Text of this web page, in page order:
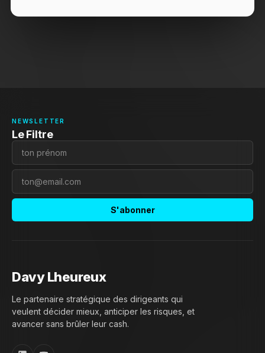
NEWSLETTER
Le Filtre
S'abonner
Davy Lheureux
Le partenaire stratégique des dirigeants qui
veulent décider mieux, anticiper les risques, et
avancer sans brûler leur cash.